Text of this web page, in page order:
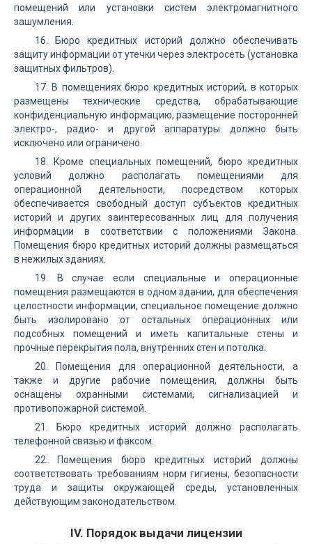
помещений или установки систем электромагнитного
зашумления.
16. Бюро кредитных историй должно обеспечивать
защиту информации от утечки через электросеть (установка
защитных фильтров).
17. В помещениях бюро кредитных историй, в которых
размещены технические средства, обрабатывающие
конфиденциальную информацию, размещение посторонней
электро-, радио- и другой аппаратуры должно быть
исключено или ограничено.
18. Кроме специальных помещений, бюро кредитных
условий должно располагать помещениями для
операционной деятельности, посредством которых
обеспечивается свободный доступ субъектов кредитных
историй и других заинтересованных лиц для получения
информации в соответствии с положениями Закона.
Помещения бюро кредитных историй должны размещаться
в нежилых зданиях.
19. В случае если специальные и операционные
помещения размещаются в одном здании, для обеспечения
целостности информации, специальное помещение должно
быть изолировано от остальных операционных или
подсобных помещений и иметь капитальные стены и
прочные перекрытия пола, внутренних стен и потолка.
20. Помещения для операционной деятельности, а
также и другие рабочие помещения, должны быть
оснащены охранными системами, сигнализацией и
противопожарной системой.
21. Бюро кредитных историй должно располагать
телефонной связью и факсом.
22. Помещения бюро кредитных историй должны
соответствовать требованиям норм гигиены, безопасности
труда и защиты окружающей среды, установленных
действующим законодательством.
IV. Порядок выдачи лицензии